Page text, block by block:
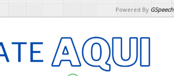
Powered By GSpeech